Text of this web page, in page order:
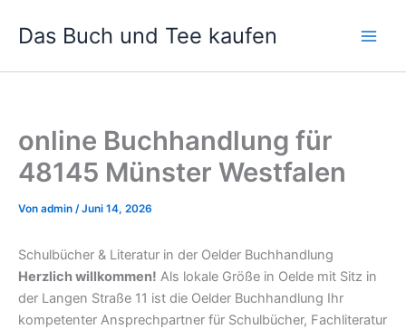
InhaltDas Buch und Tee kaufen
online Buchhandlung für
48145 Münster Westfalen
Von admin /Juni 14, 2026
Schulbücher & Literatur in der Oelder Buchhandlung
Herzlich willkommen! Als lokale Größe in Oelde mit Sitz in
der Langen Straße 11 ist die Oelder Buchhandlung Ihr
kompetenter Ansprechpartner für Schulbücher, Fachliteratur